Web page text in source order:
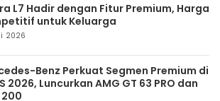
L7 Hadir dengan Fitur Premium, Harga
untuk Keluarga
2026
Benz Perkuat Segmen Premium di
2026, Luncurkan AMG GT 63 PRO dan
200